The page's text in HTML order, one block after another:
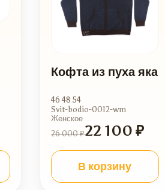
Кофта из пуха яка
46 48 54
Svit-bodio-0012-wm
Женское
26 000 ₽22 100 ₽
В корзину